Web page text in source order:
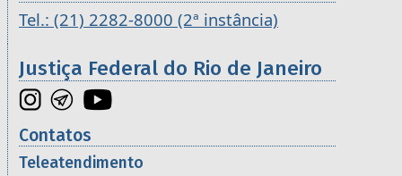
Tel.: (21) 2282-8000 (2ª instância)
Justiça Federal do Rio de Janeiro
Contatos
Teleatendimento